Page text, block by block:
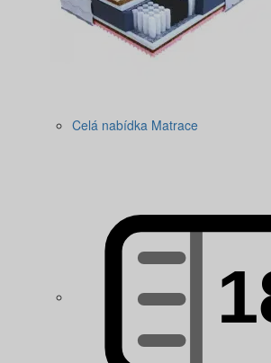
Celá nabídka Matrace